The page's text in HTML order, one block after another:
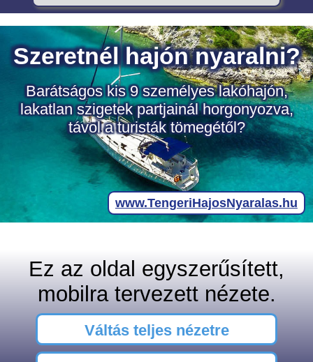
Ez az oldal egyszerűsített,
mobilra tervezett nézete.
Váltás teljes nézetre